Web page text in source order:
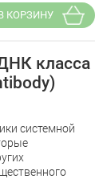
КОРЗИНУ
класса
системной